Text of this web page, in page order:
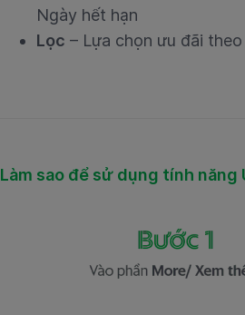
Ngày hết hạn
Lọc – Lựa chọn ưu đãi
Làm sao để sử dụng tính năng